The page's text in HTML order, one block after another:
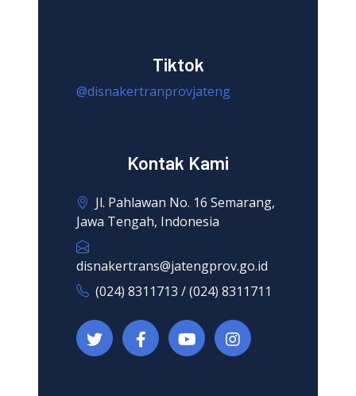
Tiktok
@disnakertranprovjateng
Kontak Kami
Jl. Pahlawan No. 16 Semarang,
Jawa Tengah, Indonesia
disnakertrans@jatengprov.go.id
(024) 8311713 / (024) 8311711